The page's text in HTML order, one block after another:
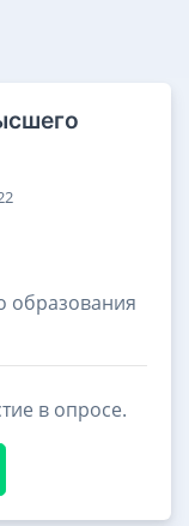
образования
в опросе.